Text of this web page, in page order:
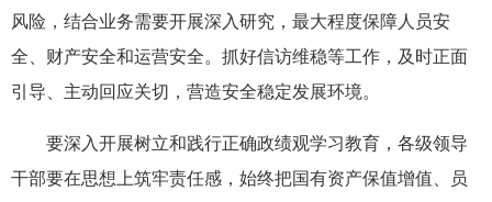
风险，结合业务需要开展深入研究，最大程度保障人员安
全、财产安全和运营安全。抓好信访维稳等工作，及时正面
引导、主动回应关切，营造安全稳定发展环境。
要深入开展树立和践行正确政绩观学习教育，各级领导
干部要在思想上筑牢责任感，始终把国有资产保值增值、员